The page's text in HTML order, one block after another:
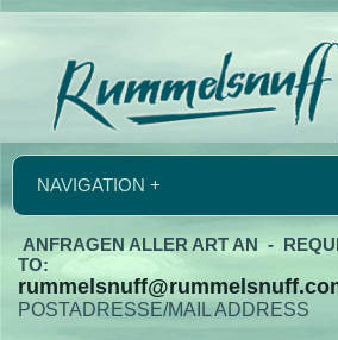
NAVIGATION +
ANFRAGEN ALLER ART AN -
TO:
POSTADRESSE/MAIL ADDRESS